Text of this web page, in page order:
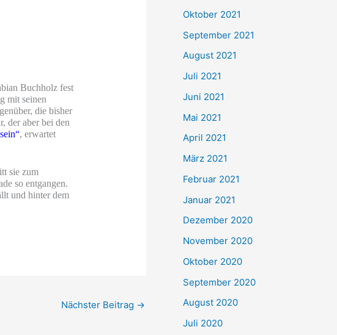
Buchholz fest
mit seinen
die bisher
der aber bei den
, erwartet
sie zum
so entgangen.
und hinter dem
Nächster Beitrag →
e
n
h
:
Oktober 2021
September 2021
August 2021
Juli 2021
Juni 2021
Mai 2021
April 2021
März 2021
Februar 2021
Januar 2021
Dezember 2020
November 2020
Oktober 2020
September 2020
August 2020
Juli 2020